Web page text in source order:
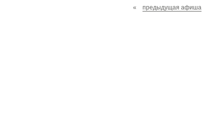
« предыдущая афиша